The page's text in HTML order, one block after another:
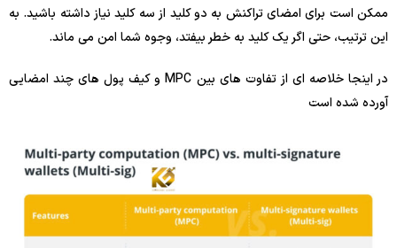
ممکن است برای امضای تراکنش به دو کلید از سه کلید نیاز داشته باشید. به
این ترتیب، حتی اگر یک کلید به خطر بیفتد، وجوه شما امن می ماند.
در اینجا خلاصه ای از تفاوت های بین MPC و کیف پول های چند امضایی
آورده شده است